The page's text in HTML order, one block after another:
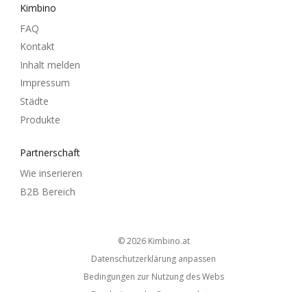
Kimbino
FAQ
Kontakt
Inhalt melden
Impressum
Städte
Produkte
Partnerschaft
Wie inserieren
B2B Bereich
© 2026 kimbino.at
Datenschutzerklärung anpassen
Bedingungen zur Nutzung des Webs